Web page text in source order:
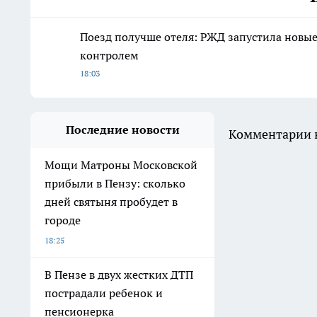
Поезд получше отеля: РЖД запустила
контролем
18:03
Последние новости
Мощи Матроны Московской
прибыли в Пензу: сколько
дней святыня пробудет в
городе
18:25
В Пензе в двух жестких ДТП
пострадали ребенок и
пенсионерка
Комментарии